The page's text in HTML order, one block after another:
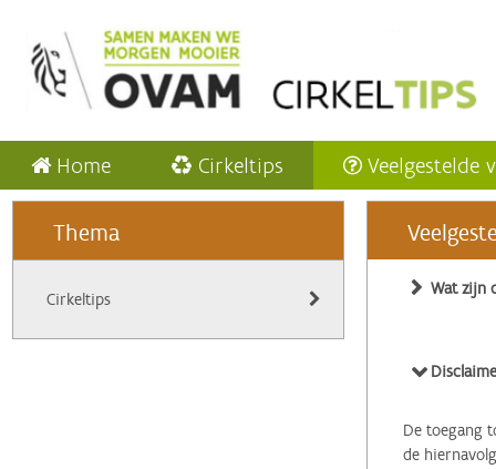
Home Cirkeltips Veelgestelde
Thema
Cirkeltips
Wat zijn
De toegang
de